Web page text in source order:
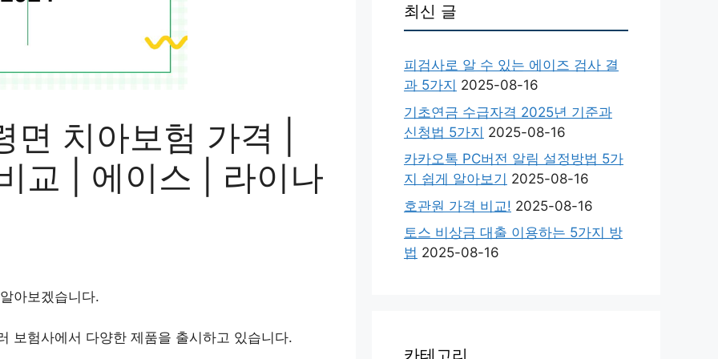
치아보험 가격 |
교 | 에이스 | 라이나
아보겠습니다.
보험사에서 다양한 제품을 출시하고 있습니다.
최신 글
피검사로 알 수 있는 에이즈 검사 결
과 5가지 2025-08-16
기초연금 수급자격 2025년 기준과
신청법 5가지 2025-08-16
카카오톡 PC버전 알림 설정방법 5가
지 쉽게 알아보기 2025-08-16
호관원 가격 비교! 2025-08-16
토스 비상금 대출 이용하는 5가지 방
법 2025-08-16
카테고리